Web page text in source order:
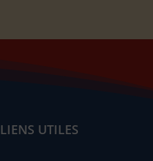
LIENS UTILES